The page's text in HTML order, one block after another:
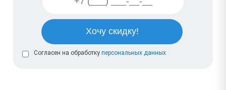
Согласен на обработку персональных данных